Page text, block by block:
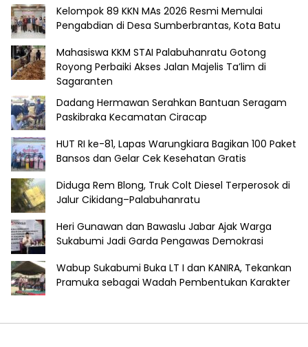
Kelompok 89 KKN MAs 2026 Resmi Memulai
Pengabdian di Desa Sumberbrantas, Kota Batu
Mahasiswa KKM STAI Palabuhanratu Gotong
Royong Perbaiki Akses Jalan Majelis Ta’lim di
Sagaranten
Dadang Hermawan Serahkan Bantuan Seragam
Paskibraka Kecamatan Ciracap
HUT RI ke-81, Lapas Warungkiara Bagikan 100 Paket
Bansos dan Gelar Cek Kesehatan Gratis
Diduga Rem Blong, Truk Colt Diesel Terperosok di
Jalur Cikidang–Palabuhanratu
Heri Gunawan dan Bawaslu Jabar Ajak Warga
Sukabumi Jadi Garda Pengawas Demokrasi
Wabup Sukabumi Buka LT I dan KANIRA, Tekankan
Pramuka sebagai Wadah Pembentukan Karakter